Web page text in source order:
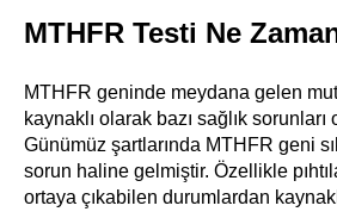
MTHFR Testi Ne
MTHFR geninde meydana gelen
kaynaklı olarak bazı sağlık sorunları
Günümüz şartlarında MTHFR geni
sorun haline gelmiştir. Özellikle
ortaya çıkabilen durumlardan